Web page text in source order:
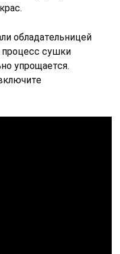
обладательницей
процесс сушки
упрощается.